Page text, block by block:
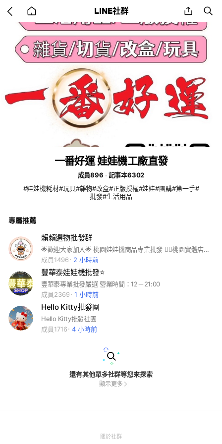
back
home
LINE社群 share
一番好運 娃娃機工廠直發
成員896
記事本6302
#娃娃機耗材#玩具#雜物#改盒#正版授權#娃娃#團購#第一手#
批發#生活用品
專屬推薦
賴賴選物批發群
🌟歡迎大家加入🌟 桃園娃娃機商品專業批發 👉🏻桃園實體店面 👉🏻來店自取無數量限制 👉🏻門口可停車 店裡有冷氣 👉🏻大陸直發免運 可宅配 賣貨便 👉🏻獨家商品 改盒 👉🏻客製化服務 包膜 泡殼 外包 C架 👉🏻可併單 私訊留貨 👉🏻每月飛去看貨 最新商品帶回來 ———————————————————— 現貨 賣貨便當天寄出 需要私訊我可加官方line 祝大家都能買到喜歡的商品👍🏻
成員1496
2 小時前
豐華泰娃娃機批發⭐
豐華泰專業批發嚴選 營業時間：12－21:00
成員2369
1 小時前
Hello Kitty批發團
Hello Kitty批發社團
成員1716
4 小時前
還有其他眾多社群等您來探索
顯示更多
關於社群(Open